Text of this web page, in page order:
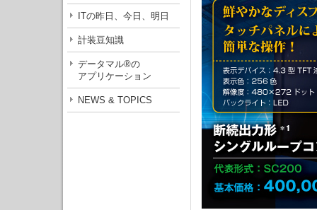
ITの昨日、今日、明日
計装豆知識
データマル®の
アプリケーション
NEWS & TOPICS